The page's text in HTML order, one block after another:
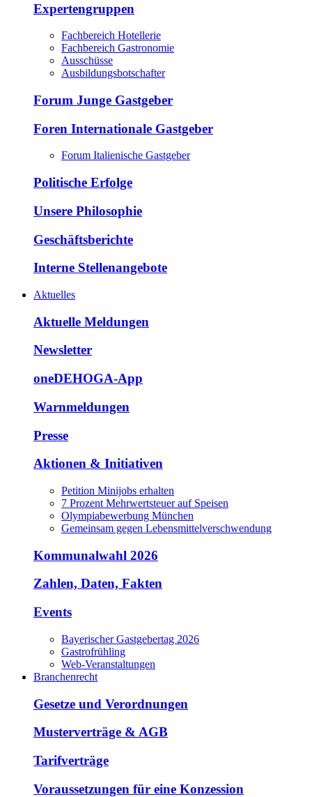
Expertengruppen
Fachbereich Hotellerie
Fachbereich Gastronomie
Ausschüsse
Ausbildungsbotschafter
Forum Junge Gastgeber
Foren Internationale Gastgeber
Forum Italienische Gastgeber
Politische Erfolge
Unsere Philosophie
Geschäftsberichte
Interne Stellenangebote
Aktuelles
Aktuelle Meldungen
Newsletter
oneDEHOGA-App
Warnmeldungen
Presse
Aktionen & Initiativen
Petition Minijobs erhalten
7 Prozent Mehrwertsteuer auf Speisen
Olympiabewerbung München
Gemeinsam gegen Lebensmittelverschwendung
Kommunalwahl 2026
Zahlen, Daten, Fakten
Events
Bayerischer Gastgebertag 2026
Gastrofrühling
Web-Veranstaltungen
Branchenrecht
Gesetze und Verordnungen
Musterverträge & AGB
Tarifverträge
Voraussetzungen für eine Konzession